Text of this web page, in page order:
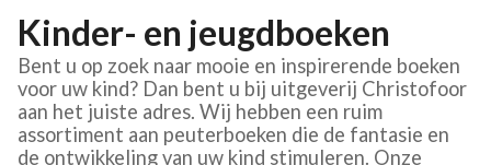
Kinder- en jeugdboeken
Bent u op zoek naar mooie en inspirerende boeken
voor uw kind? Dan bent u bij uitgeverij Christofoor
aan het juiste adres. Wij hebben een ruim
assortiment aan peuterboeken die de fantasie en
de ontwikkeling van uw kind stimuleren. Onze